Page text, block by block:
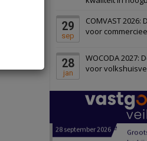
29
sep
COMVAST 2026:
voor
28
jan
WOCODA 2027:
voor
22 september 2026
28 september 2026
27 augustus 2026